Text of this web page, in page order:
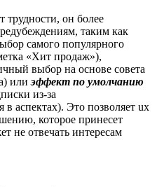
трудности, он более
таким как
самого популярного
«Хит продаж»),
выбор на основе совета
илиэффект по умолчанию
из‑за
в аспектах). Это позволяет ux
которое принесет
не отвечать интересам